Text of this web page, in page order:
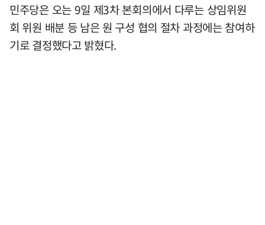
민주당은 오는 9일 제3차 본회의에서 다루는 상임위원
회 위원 배분 등 남은 원 구성 협의 절차 과정에는 참여하
기로 결정했다고 밝혔다.